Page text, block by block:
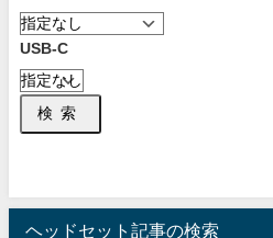
USB-C
検索
ヘッドセット記事の検索